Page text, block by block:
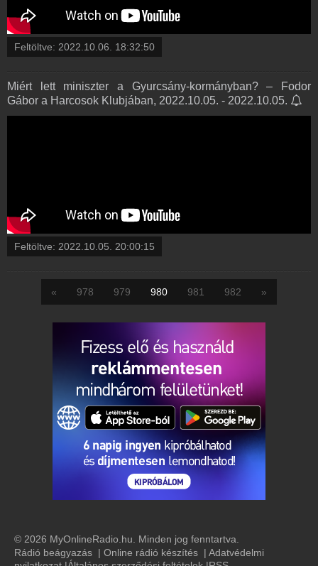
Feltöltve: 2022.10.06. 18:32:50
Miért lett miniszter a Gyurcsány-kormányban? – Fodor
Gábor a Harcosok Klubjában, 2022.10.05. - 2022.10.05.
Feltöltve: 2022.10.05. 20:00:15
« 978 979 980 981 982 »
© 2026 MyOnlineRadio.hu. Minden jog fenntartva.
Rádió beágyazás | Online rádió készítés | Adatvédelmi